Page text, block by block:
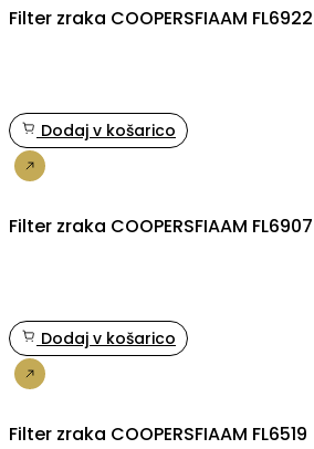
Filter zraka COOPERSFIAAM FL6922
Dodaj v košarico
Filter zraka COOPERSFIAAM FL6907
Dodaj v košarico
Filter zraka COOPERSFIAAM FL6519